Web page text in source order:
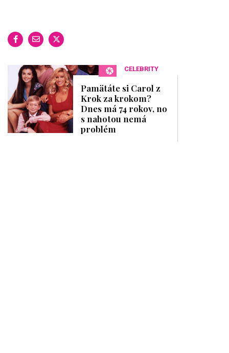
CELEBRITY
Pamätáte si Carol z
Krok za krokom?
Dnes má 74 rokov, no
s nahotou nemá
problém